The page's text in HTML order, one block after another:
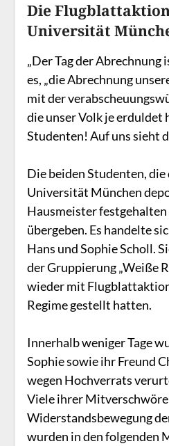
Die
Universität
„Der Tag der Abrechnung
es, „die Abrechnung
mit der
die unser Volk je
Studenten! Auf uns sieht
Die beiden Studenten,
Universität München
Hausmeister festgehalten
übergeben. Es handelte
Hans und Sophie Scholl.
der Gruppierung „Weiße
wieder mit
Regime gestellt hatten.
Innerhalb weniger Tage
Sophie sowie ihr Freund
wegen Hochverrats
Viele ihrer
Widerstandsbewegung
wurden in den folgenden